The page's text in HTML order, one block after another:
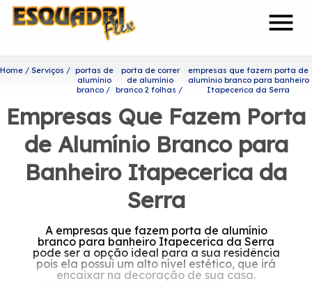
menu
Home Serviços
portas de
alumínio
branco
porta de correr
de alumínio
branco 2 folhas
empresas que fazem porta de
alumínio branco para banheiro
Itapecerica da Serra
Empresas Que Fazem Porta
de Alumínio Branco para
Banheiro Itapecerica da
Serra
A empresas que fazem porta de alumínio
branco para banheiro Itapecerica da Serra
pode ser a opção ideal para a sua residência
pois ela possui um alto nível estético, que irá
encaixar na decoração de sua casa.